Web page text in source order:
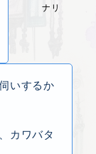
ナリ
いするか
カワバタ